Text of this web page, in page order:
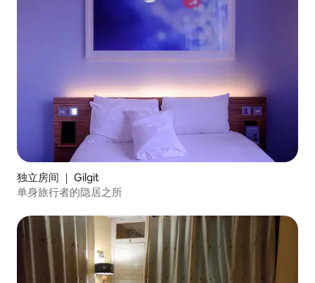
独立房间 ｜ Gilgit
单身旅行者的隐居之所